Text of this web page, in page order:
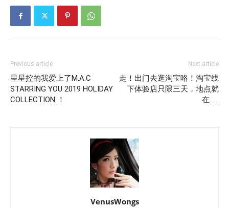
Previous article
星星控的我爱上了M.A.C
STARRING YOU 2019 HOLIDAY
COLLECTION ！
Next article
走！出门去逛淘宝咯！淘宝线
下体验店只限三天，地点就
在……
VenusWongs